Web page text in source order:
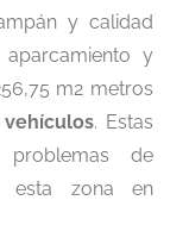
y calidad
y
m2 metros
vehículos. Estas
de
esta zona en